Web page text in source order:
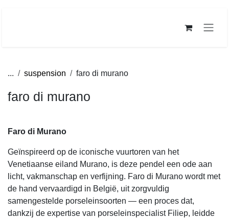
... suspension faro di murano
faro di murano
Faro di Murano
Geïnspireerd op de iconische vuurtoren van het
Venetiaanse eiland Murano, is deze pendel een ode aan
licht, vakmanschap en verfijning. Faro di Murano wordt met
de hand vervaardigd in België, uit zorgvuldig
samengestelde porseleinsoorten — een proces dat, dankzij
de expertise van porseleinspecialist Filiep, leidde tot een